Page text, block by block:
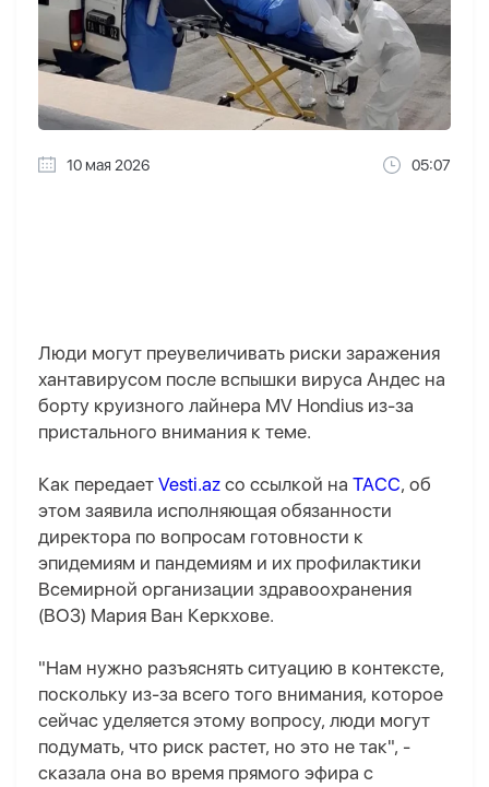
10 мая 2026 05:07
Люди могут преувеличивать риски заражения
хантавирусом после вспышки вируса Андес на
борту круизного лайнера MV Hondius из-за
пристального внимания к теме.
Как передает Vesti.az со ссылкой на ТАСС, об
этом заявила исполняющая обязанности
директора по вопросам готовности к
эпидемиям и пандемиям и их профилактики
Всемирной организации здравоохранения
(ВОЗ) Мария Ван Керкхове.
"Нам нужно разъяснять ситуацию в контексте,
поскольку из-за всего того внимания, которое
сейчас уделяется этому вопросу, люди могут
подумать, что риск растет, но это не так", -
сказала она во время прямого эфира с